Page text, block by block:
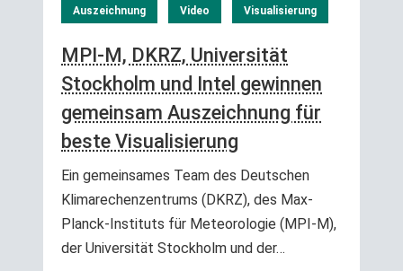
Auszeichnung Video Visualisierung
MPI-M, DKRZ, Universität
Stockholm und Intel gewinnen
gemeinsam Auszeichnung für
beste Visualisierung
Ein gemeinsames Team des Deutschen
Klimarechenzentrums (DKRZ), des Max-
Planck-Instituts für Meteorologie (MPI-M),
der Universität Stockholm und der…